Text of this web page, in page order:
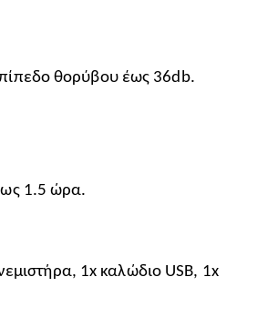
θορύβου έως 36db.
1.5 ώρα.
1x καλώδιο USB, 1x